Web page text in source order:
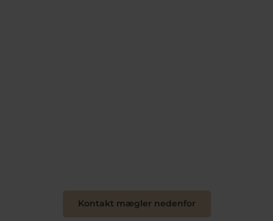
Kontakt mægler nedenfor